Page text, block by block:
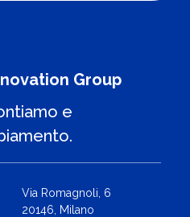
Group
e
Via Romagnoli, 6
20146, Milano